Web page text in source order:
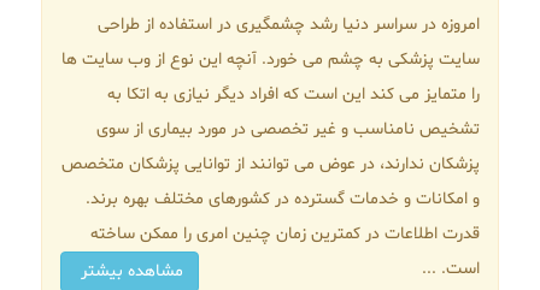
امروزه در سراسر دنیا رشد چشمگیری در استفاده از طراحی
سایت پزشکی به چشم می خورد. آنچه این نوع از وب سایت ها
را متمایز می کند این است که افراد دیگر نیازی به اتکا به
تشخیص نامناسب و غیر تخصصی در مورد بیماری از سوی
پزشکان ندارند، در عوض می توانند از توانایی پزشکان متخصص
و امکانات و خدمات گسترده در کشورهای مختلف بهره برند.
قدرت اطلاعات در کمترین زمان چنین امری را ممکن ساخته
است. ...
مشاهده بیشتر